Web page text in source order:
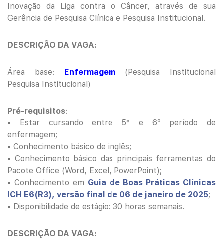
Inovação da Liga contra o Câncer, através de sua
Gerência de Pesquisa Clínica e Pesquisa Institucional.
DESCRIÇÃO DA VAGA:
Área base: Enfermagem(Pesquisa Institucional
Pesquisa Institucional)
Pré-requisitos:
• Estar cursando entre 5° e 6º período de
enfermagem;
• Conhecimento básico de inglês;
• Conhecimento básico das principais ferramentas do
Pacote Office (Word, Excel, PowerPoint);
• Conhecimento em Guia de Boas Práticas Clínicas
ICH E6(R3), versão final de 06 de janeiro de 2025;
• Disponibilidade de estágio: 30 horas semanais.
DESCRIÇÃO DA VAGA: